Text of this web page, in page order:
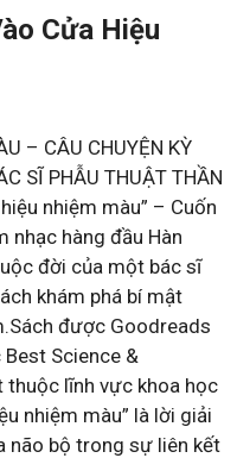
Cửa Hiệu
– CÂU CHUYỆN KỲ
SĨ PHẪU THUẬT THẦN
nhiệm màu” – Cuốn
nhạc hàng đầu Hàn
đời của một bác sĩ
khám phá bí mật
được Goodreads
Science &
thuộc lĩnh vực khoa học
nhiệm màu” là lời giải
não bộ trong sự liên kết